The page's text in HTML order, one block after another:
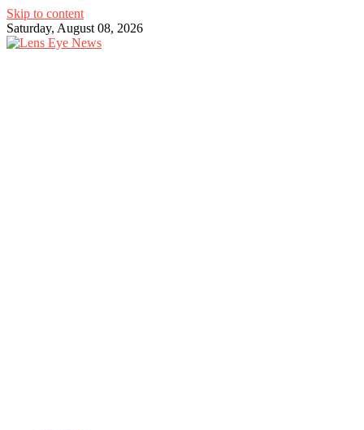
Skip to content
Saturday, August 08, 2026